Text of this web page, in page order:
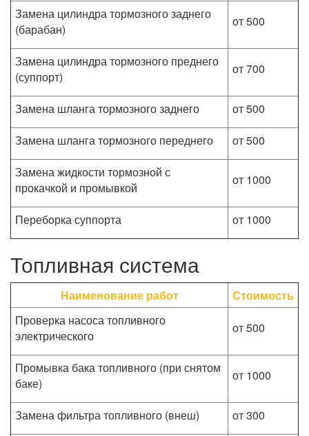
Замена цилиндра тормозного заднего
(барабан)
от 500
Замена цилиндра тормозного преднего
(суппорт)
от 700
Замена шланга тормозного заднего
от 500
Замена шланга тормозного переднего
от 500
Замена жидкости тормозной с
прокачкой и промывкой
от 1000
Переборка суппорта от 1000
Топливная система
Наименование работ
Стоимость
Проверка насоса топливного
электрического
от 500
Промывка бака топливного (при снятом
баке)
от 1000
Замена фильтра топливного (внеш)
от 300